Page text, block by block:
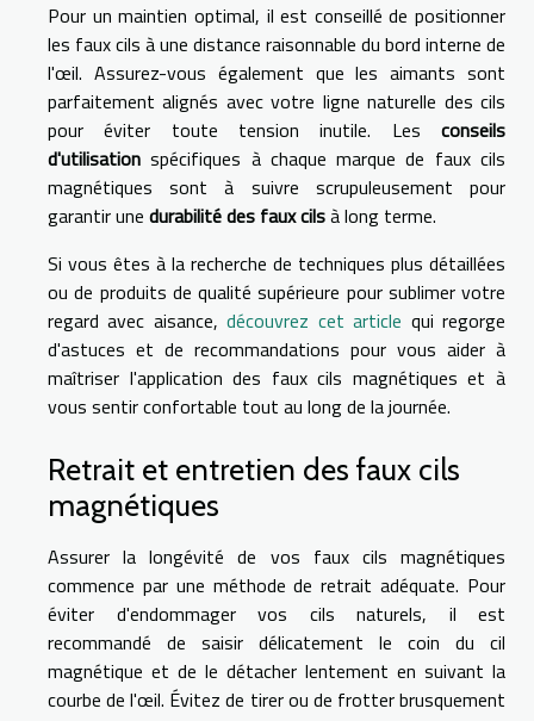
Pour un maintien optimal, il est conseillé de positionner
les faux cils à une distance raisonnable du bord interne de
l'œil. Assurez-vous également que les aimants sont
parfaitement alignés avec votre ligne naturelle des cils
pour éviter toute tension inutile. Les conseils
d'utilisation spécifiques à chaque marque de faux cils
magnétiques sont à suivre scrupuleusement pour
garantir une durabilité des faux cilsà long terme.
Si vous êtes à la recherche de techniques plus détaillées
ou de produits de qualité supérieure pour sublimer votre
regard avec aisance,découvrez cet article qui regorge
d'astuces et de recommandations pour vous aider à
maîtriser l'application des faux cils magnétiques et à
vous sentir confortable tout au long de la journée.
Retrait et entretien des faux cils
magnétiques
Assurer la longévité de vos faux cils magnétiques
commence par une méthode de retrait adéquate. Pour
éviter d'endommager vos cils naturels, il est
recommandé de saisir délicatement le coin du cil
magnétique et de le détacher lentement en suivant la
courbe de l'œil. Évitez de tirer ou de frotter brusquement